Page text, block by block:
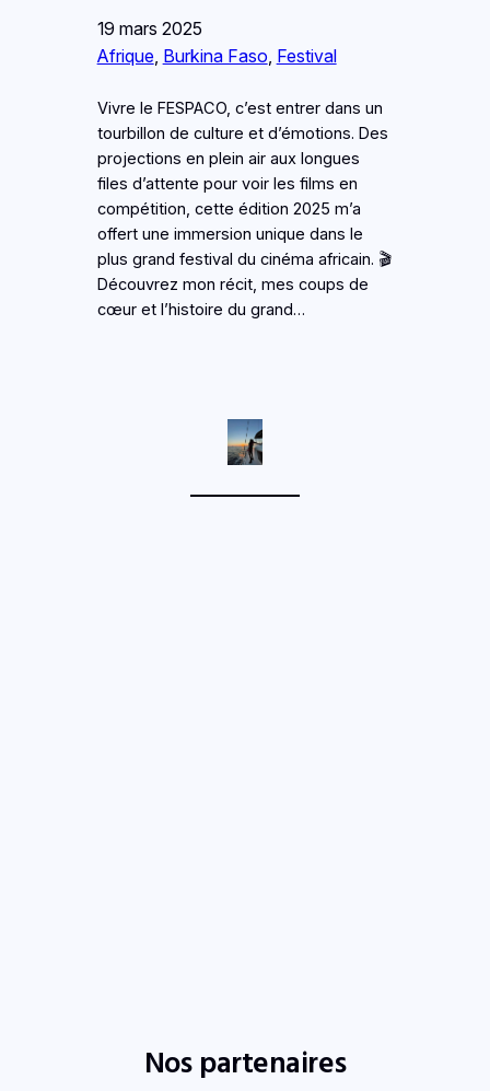
19 mars 2025
Afrique, Burkina Faso Festival
Vivre le FESPACO, c’est entrer dans un
tourbillon de culture et d’émotions. Des
projections en plein air aux longues
files d’attente pour voir les films en
compétition, cette édition 2025 m’a
offert une immersion unique dans le
plus grand festival du cinéma africain. 🎬
Découvrez mon récit, mes coups de
cœur et l’histoire du grand…
Nos partenaires